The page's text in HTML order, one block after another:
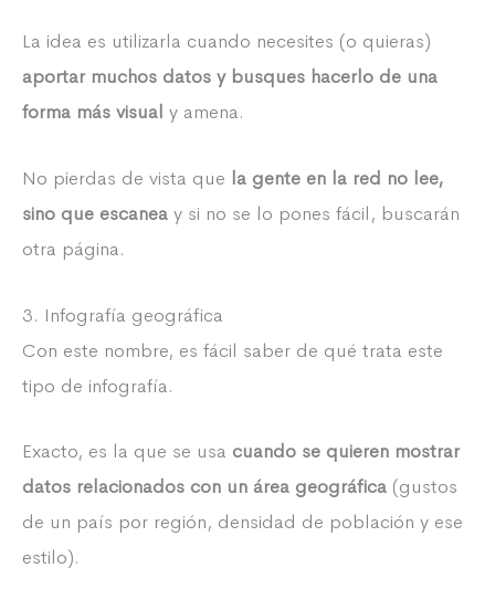
La idea es utilizarla cuando necesites (o quieras)
aportar muchos datos y busques hacerlo de una
forma más visual y amena.
No pierdas de vista que la gente en la red no lee,
sino que escanea y si no se lo pones fácil, buscarán
otra página.
3. Infografía geográfica
Con este nombre, es fácil saber de qué trata este
tipo de infografía.
Exacto, es la que se usa cuando se quieren mostrar
datos relacionados con un área geográfica (gustos
de un país por región, densidad de población y ese
estilo).